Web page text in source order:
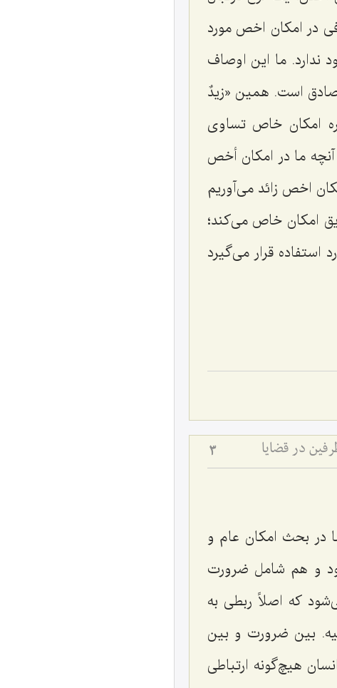
در امكان اخص مورد
ندارد. ما این اوصاف
صادق است. همین «زیدٌ
امكان خاص تساوى
ما در امكان أخص
اخص زائد مى‌آوریم
امكان خاص مى‌كند؛
قرار مى‌گیرد
در قضایا 3
در بحث امكان عام و
و هم شامل ضرورت
که اصلاً ربطى به
بین ضرورت و بین
هیچ‌گونه ارتباطى